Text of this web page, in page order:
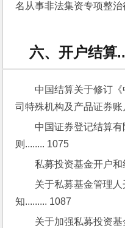
名从事非法集资专项整
六、开户结算
中国结算关于修订
司特殊机构及产品证券
中国证券登记结算
则........ 1075
私募投资基金开户
关于私募基金管理
知......... 1087
关于加强私募投资